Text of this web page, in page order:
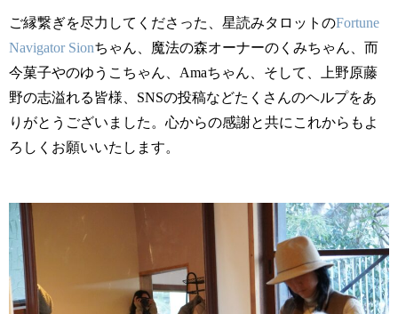
ご縁繋ぎを尽力してくださった、星読みタロットのFortune
Navigator Sionちゃん、魔法の森オーナーのくみちゃん、而
今菓子やのゆうこちゃん、Amaちゃん、そして、上野原藤
野の志溢れる皆様、SNSの投稿などたくさんのヘルプをあ
りがとうございました。心からの感謝と共にこれからもよ
ろしくお願いいたします。